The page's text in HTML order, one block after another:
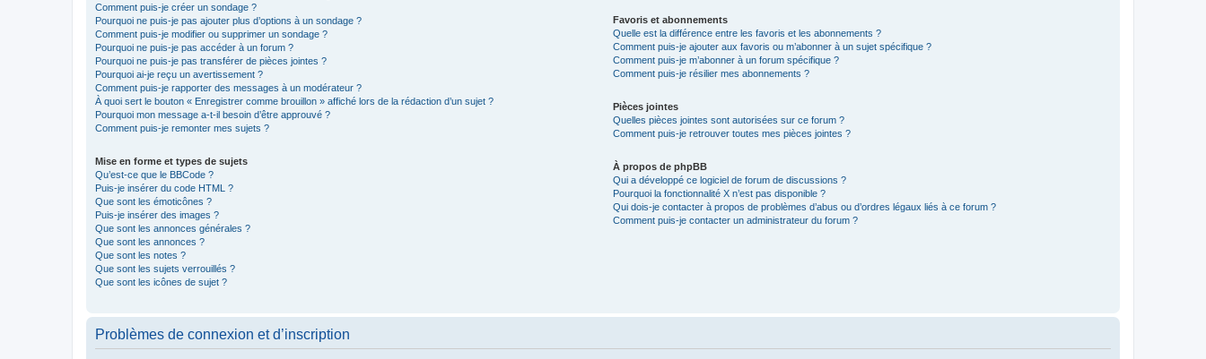
Comment puis-je créer un sondage ?
Pourquoi ne puis-je pas ajouter plus d’options à un sondage ?
Comment puis-je modifier ou supprimer un sondage ?
Pourquoi ne puis-je pas accéder à un forum ?
Pourquoi ne puis-je pas transférer de pièces jointes ?
Pourquoi ai-je reçu un avertissement ?
Comment puis-je rapporter des messages à un modérateur ?
À quoi sert le bouton « Enregistrer comme brouillon » affiché lors de la rédaction d’un sujet ?
Pourquoi mon message a-t-il besoin d’être approuvé ?
Comment puis-je remonter mes sujets ?
Mise en forme et types de sujets
Qu’est-ce que le BBCode ?
Puis-je insérer du code HTML ?
Que sont les émoticônes ?
Puis-je insérer des images ?
Que sont les annonces générales ?
Que sont les annonces ?
Que sont les notes ?
Que sont les sujets verrouillés ?
Que sont les icônes de sujet ?
Favoris et abonnements
Quelle est la différence entre les favoris et les abonnements ?
Comment puis-je ajouter aux favoris ou m’abonner à un sujet spécifique ?
Comment puis-je m’abonner à un forum spécifique ?
Comment puis-je résilier mes abonnements ?
Pièces jointes
Quelles pièces jointes sont autorisées sur ce forum ?
Comment puis-je retrouver toutes mes pièces jointes ?
À propos de phpBB
Qui a développé ce logiciel de forum de discussions ?
Pourquoi la fonctionnalité X n’est pas disponible ?
Qui dois-je contacter à propos de problèmes d’abus ou d’ordres légaux liés à ce forum ?
Comment puis-je contacter un administrateur du forum ?
Problèmes de connexion et d’inscription